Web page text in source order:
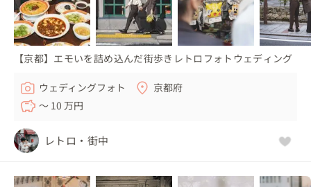
【京都】エモいを詰め込んだ街歩きレトロフォトウェディング
ウェディングフォト
京都府
〜 10 万円
レトロ・街中